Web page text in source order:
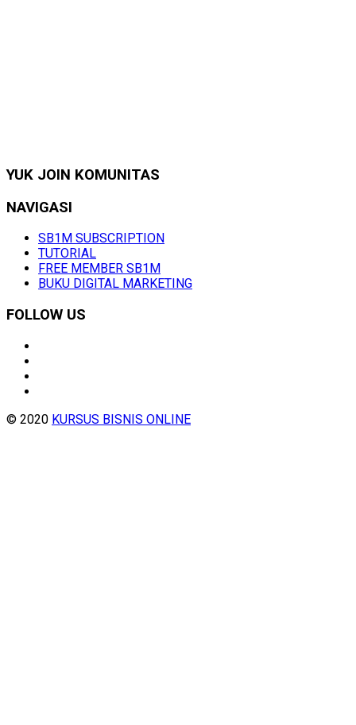
YUK JOIN KOMUNITAS
NAVIGASI
SB1M SUBSCRIPTION
TUTORIAL
FREE MEMBER SB1M
BUKU DIGITAL MARKETING
FOLLOW US
© 2020 KURSUS BISNIS ONLINE